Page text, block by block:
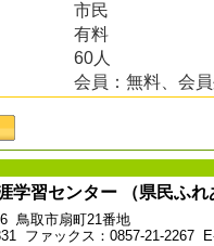
市民
有料
60人
会員：無料、会
学習センター （県民ふれ
鳥取市扇町21番地
ファックス：0857-21-2267